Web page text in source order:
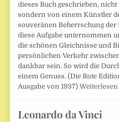
dieses Buch geschrieben,
sondern von einem Künstler
souveränen Beherrschung der
diese Aufgabe unternommen
die schönen Gleichnisse und
persönlichen Verkehr
dankbar sein. So wird die
einem Genuss. (Die Rote
Ausgabe von 1937)
Leonardo da Vinci